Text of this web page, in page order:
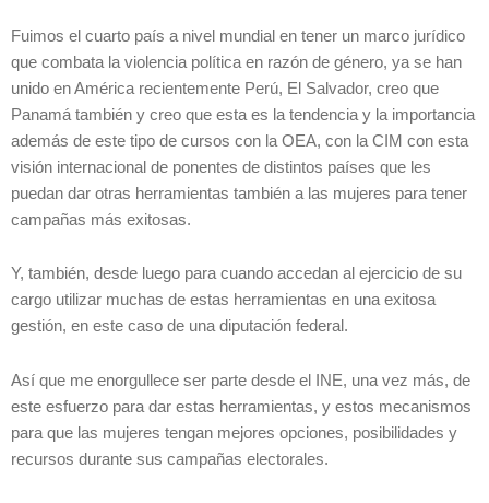
Fuimos el cuarto país a nivel mundial en tener un marco jurídico
que combata la violencia política en razón de género, ya se han
unido en América recientemente Perú, El Salvador, creo que
Panamá también y creo que esta es la tendencia y la importancia
además de este tipo de cursos con la OEA, con la CIM con esta
visión internacional de ponentes de distintos países que les
puedan dar otras herramientas también a las mujeres para tener
campañas más exitosas.
Y, también, desde luego para cuando accedan al ejercicio de su
cargo utilizar muchas de estas herramientas en una exitosa
gestión, en este caso de una diputación federal.
Así que me enorgullece ser parte desde el INE, una vez más, de
este esfuerzo para dar estas herramientas, y estos mecanismos
para que las mujeres tengan mejores opciones, posibilidades y
recursos durante sus campañas electorales.